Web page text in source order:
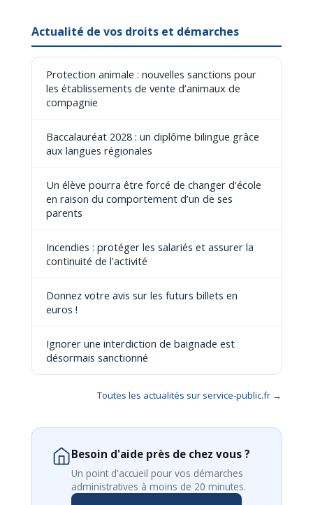
Actualité de vos droits et démarches
Protection animale : nouvelles sanctions pour
les établissements de vente d’animaux de
compagnie
Baccalauréat 2028 : un diplôme bilingue grâce
aux langues régionales
Un élève pourra être forcé de changer d’école
en raison du comportement d’un de ses
parents
Incendies : protéger les salariés et assurer la
continuité de l'activité
Donnez votre avis sur les futurs billets en
euros !
Ignorer une interdiction de baignade est
désormais sanctionné
Toutes les actualités sur service-public.fr →
Besoin d'aide près de chez vous ?
Un point d'accueil pour vos démarches
administratives à moins de 20 minutes.